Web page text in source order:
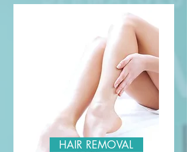
HAIR REMOVAL